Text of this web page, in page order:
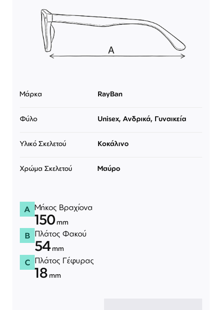
Μάρκα RayBan
Φύλο Unisex, Ανδρικά, Γυναικεία
Υλικό Σκελετού Κοκάλινο
Χρώμα Σκελετού Μαύρο
A Μήκος Βραχίονα
150mm
B Πλάτος Φακού
54mm
C Πλάτος Γέφυρας
18mm